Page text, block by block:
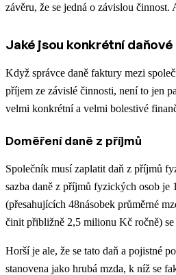
závěru, že se jedná o závislou činnost.
Jaké jsou konkrétní daňové
Když správce daně faktury mezi
příjem ze závislé činnosti, není to jen
velmi konkrétní a velmi bolestivé
Doměření daně z příjmů
Společník musí zaplatit daň z příjmů
sazba daně z příjmů fyzických osob je
(přesahujících 48násobek průměrné
činit přibližně 2,5 milionu Kč ročně) se
Horší je ale, že se tato daň a pojistné
stanovena jako hrubá mzda, k níž se